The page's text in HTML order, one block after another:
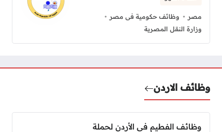
مصر
وظائف حكومية فى مصر
وزارة النقل المصرية
وظائف الاردن
وظائف الفطيم في الأردن لحملة